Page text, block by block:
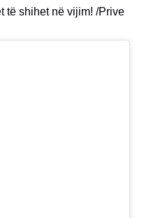
të shihet në vijim! /Prive